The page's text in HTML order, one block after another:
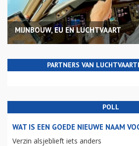
MIJNBOUW, EU EN LUCHTVAART
PARTNERS VAN
POLL
WAT IS EEN GOEDE NIEUWE NAAM
Verzin alsjeblieft iets anders